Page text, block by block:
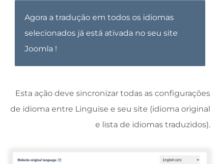
Agora a tradução em todos os idiomas
selecionados já está ativada no seu site
Joomla !
Esta ação deve sincronizar todas as configurações
de idioma entre Linguise e seu site (idioma original
e lista de idiomas traduzidos).